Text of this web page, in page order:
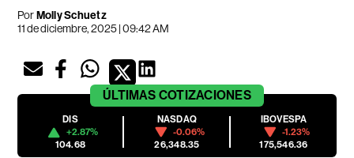
PorMolly Schuetz
11 de diciembre, 2025 | 09:42 AM
ÚLTIMAS COTIZACIONES
DIS
+2.87%
104.68
NASDAQ
-0.06%
26,348.35
IBOVESPA
-1.23%
175,546.36